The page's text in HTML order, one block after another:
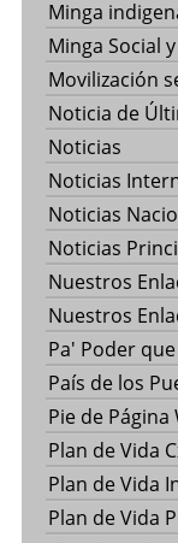
Minga
Minga Social
Movilización
Noticia de
Noticias
Noticias
Noticias
Noticias
Nuestros
Nuestros
Pa' Poder
País de los
Pie de Página
Plan de Vida
Plan de Vida
Plan de Vida